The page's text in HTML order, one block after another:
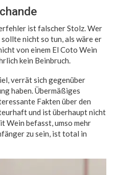
ist falscher Stolz. Wer
nicht so tun, als wäre er
von einem El Coto Wein
kein Beinbruch.
verrät sich gegenüber
haben. Übermäßiges
Fakten über den
und ist überhaupt nicht
Wein befasst, umso mehr
zu sein, ist total in